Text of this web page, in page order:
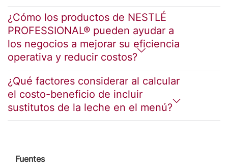
¿Cómo los productos de NESTLÉ
PROFESSIONAL® pueden ayudar a
los negocios a mejorar su eficiencia
operativa y reducir costos?
¿Qué factores considerar al calcular
el costo-beneficio de incluir
sustitutos de la leche en el menú?
Fuentes